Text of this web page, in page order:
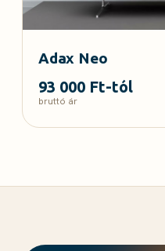
Adax Neo
93 000 Ft-tól
bruttó ár